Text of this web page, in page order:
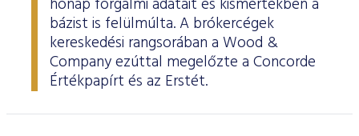
hónap forgalmi adatait és kismértékben a
bázist is felülmúlta. A brókercégek
kereskedési rangsorában a Wood &
Company ezúttal megelőzte a Concorde
Értékpapírt és az Erstét.